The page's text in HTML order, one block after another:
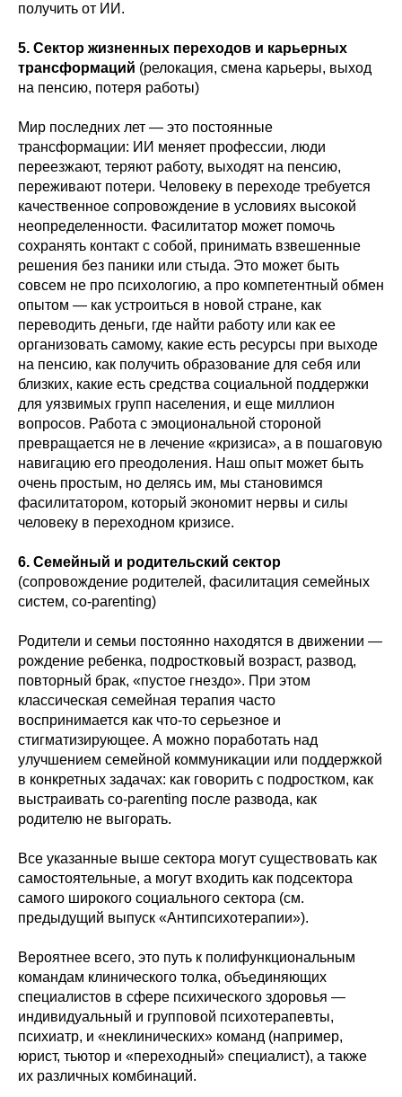
получить от ИИ.
5. Сектор жизненных переходов и карьерных
трансформаций (релокация, смена карьеры, выход
на пенсию, потеря работы)
Мир последних лет — это постоянные
трансформации: ИИ меняет профессии, люди
переезжают, теряют работу, выходят на пенсию,
переживают потери. Человеку в переходе требуется
качественное сопровождение в условиях высокой
неопределенности. Фасилитатор может помочь
сохранять контакт с собой, принимать взвешенные
решения без паники или стыда. Это может быть
совсем не про психологию, а про компетентный обмен
опытом — как устроиться в новой стране, как
переводить деньги, где найти работу или как ее
организовать самому, какие есть ресурсы при выходе
на пенсию, как получить образование для себя или
близких, какие есть средства социальной поддержки
для уязвимых групп населения, и еще миллион
вопросов. Работа с эмоциональной стороной
превращается не в лечение «кризиса», а в пошаговую
навигацию его преодоления. Наш опыт может быть
очень простым, но делясь им, мы становимся
фасилитатором, который экономит нервы и силы
человеку в переходном кризисе.
6. Семейный и родительский сектор
(сопровождение родителей, фасилитация семейных
систем, co-parenting)
Родители и семьи постоянно находятся в движении —
рождение ребенка, подростковый возраст, развод,
повторный брак, «пустое гнездо». При этом
классическая семейная терапия часто
воспринимается как что-то серьезное и
стигматизирующее. А можно поработать над
улучшением семейной коммуникации или поддержкой
в конкретных задачах: как говорить с подростком, как
выстраивать co-parenting после развода, как
родителю не выгорать.
Все указанные выше сектора могут существовать как
самостоятельные, а могут входить как подсектора
самого широкого социального сектора (см.
предыдущий выпуск «Антипсихотерапии»).
Вероятнее всего, это путь к полифункциональным
командам клинического толка, объединяющих
специалистов в сфере психического здоровья —
индивидуальный и групповой психотерапевты,
психиатр, и «неклинических» команд (например,
юрист, тьютор и «переходный» специалист), а также
их различных комбинаций.